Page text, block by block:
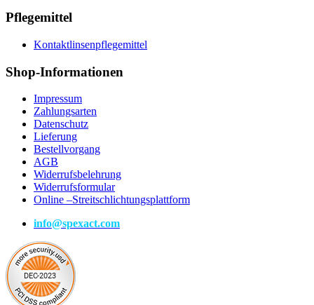
Pflegemittel
Kontaktlinsenpflegemittel
Shop-Informationen
Impressum
Zahlungsarten
Datenschutz
Lieferung
Bestellvorgang
AGB
Widerrufsbelehrung
Widerrufsformular
Online –Streitschlichtungsplattform
info@spexact.com